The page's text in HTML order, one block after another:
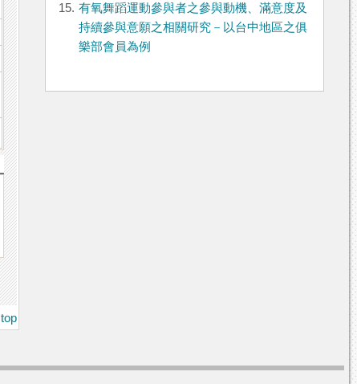
top
15. 有氧舞蹈運動參與者之參與動機、滿意度及
持續參與意願之相關研究－以台中地區之俱
樂部會員為例